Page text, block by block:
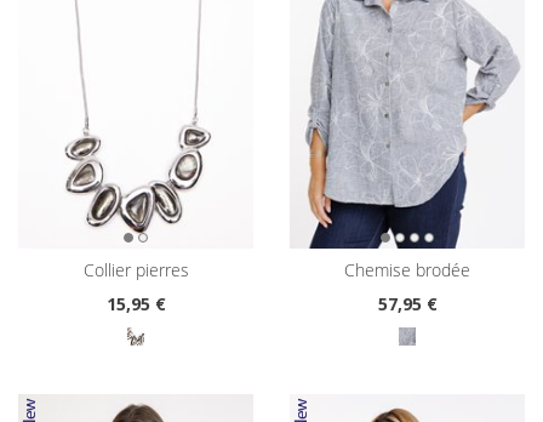
collier pierres
15,95 €
chemise brodée
57,95 €